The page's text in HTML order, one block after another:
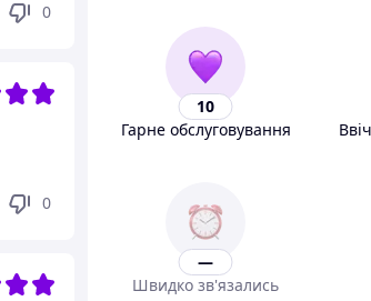
0
0
10
Гарне обслуговування
—
Швидко зв'язались